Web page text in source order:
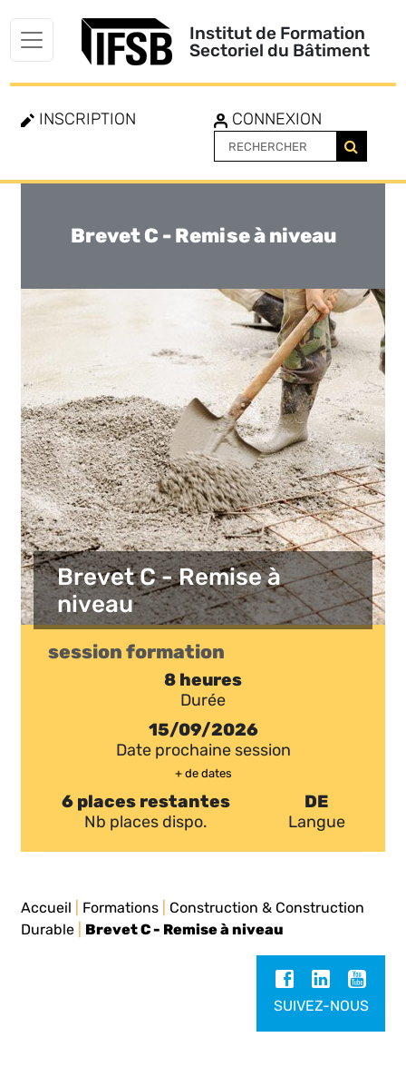
Institut de Formation
Sectoriel du Bâtiment
INSCRIPTION CONNEXION
Toggle
Brevet C - Remise à niveau
Brevet C - Remise à
niveau
session formation
8 heures
Durée
15/09/2026
Date prochaine session
+ de dates
6 places restantes
Nb places dispo.
DE
Langue
Accueil Formations
Construction & Construction
Durable
Brevet C - Remise à niveau
SUIVEZ-NOUS